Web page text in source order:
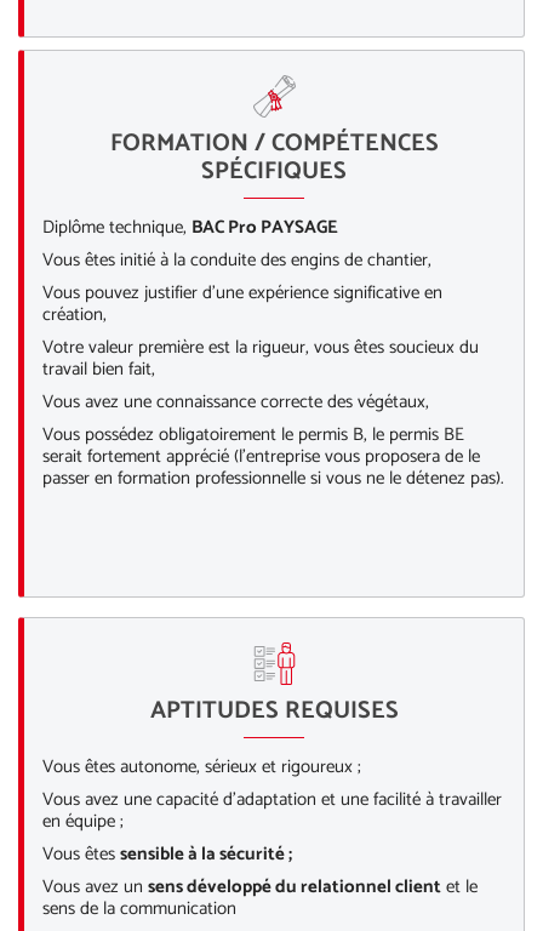
FORMATION / COMPÉTENCES
SPÉCIFIQUES
Diplôme technique, BAC Pro PAYSAGE
Vous êtes initié à la conduite des engins de chantier,
Vous pouvez justifier d’une expérience significative en
création,
Votre valeur première est la rigueur, vous êtes soucieux du
travail bien fait,
Vous avez une connaissance correcte des végétaux,
Vous possédez obligatoirement le permis B, le permis BE
serait fortement apprécié (l’entreprise vous proposera de le
passer en formation professionnelle si vous ne le détenez pas).
APTITUDES REQUISES
Vous êtes autonome, sérieux et rigoureux ;
Vous avez une capacité d’adaptation et une facilité à travailler
en équipe ;
Vous êtessensible à la sécurité ;
Vous avez un sens développé du relationnel clientet le
sens de la communication